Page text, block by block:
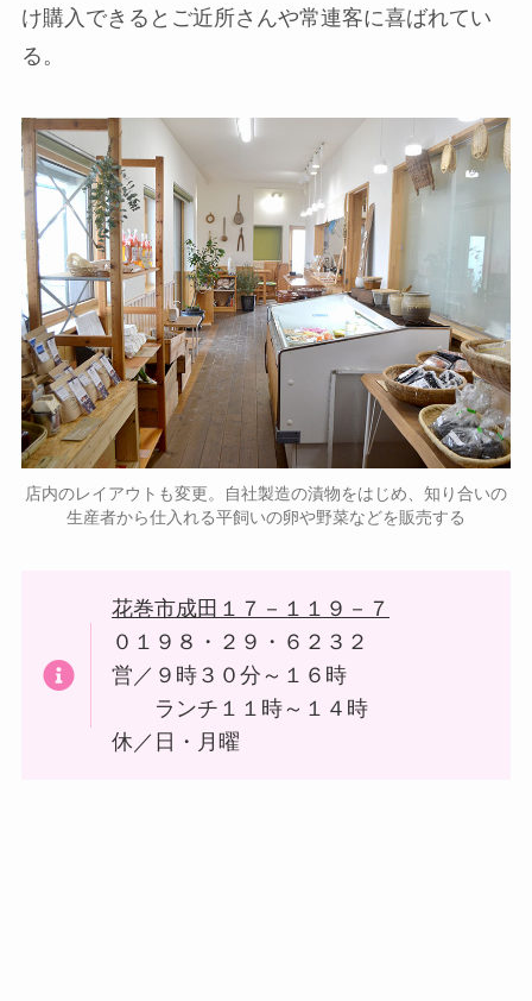
け購入できるとご近所さんや常連客に喜ばれてい
る。
店内のレイアウトも変更。自社製造の漬物をはじめ、知り合いの
生産者から仕入れる平飼いの卵や野菜などを販売する
花巻市成田１７－１１９－７
０１９８・２９・６２３２
営／９時３０分～１６時
ランチ１１時～１４時
休／日・月曜